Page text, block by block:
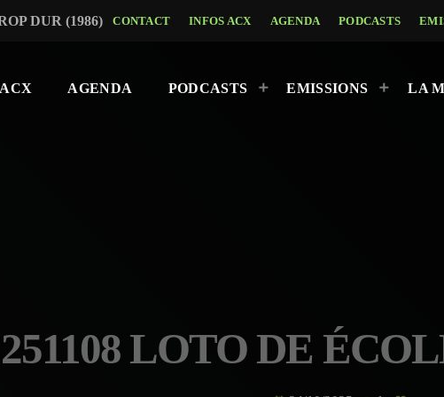
DUR (1986) CONTACT INFOS ACX AGENDA PODCASTS
AGENDA PODCASTS EMISSIONS LA
251108 LOTO DE